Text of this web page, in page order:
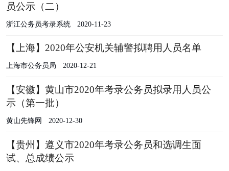
员公示（二）
浙江公务员考录系统 2020-11-23
【上海】2020年公安机关辅警拟聘用人员名单
上海市公务员局 2020-12-21
【安徽】黄山市2020年考录公务员拟录用人员公
示（第一批）
黄山先锋网 2020-12-30
【贵州】遵义市2020年考录公务员和选调生面
试、总成绩公示